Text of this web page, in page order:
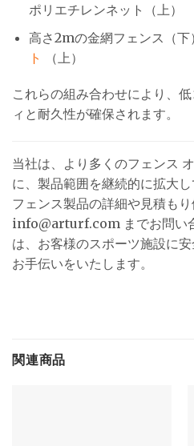
ポリエチレンネット（上）
高さ2mの金網フェンス（
ト
（上）
これらの組み合わせにより、
ィと耐久性が確保されます。
当社は、より多くのフェンス
に、製品範囲を継続的に拡大
フェンス製品の詳細や見積もり
info@arturf.com までお問い
は、お客様のスポーツ施設に
お手伝いをいたします。
関連商品